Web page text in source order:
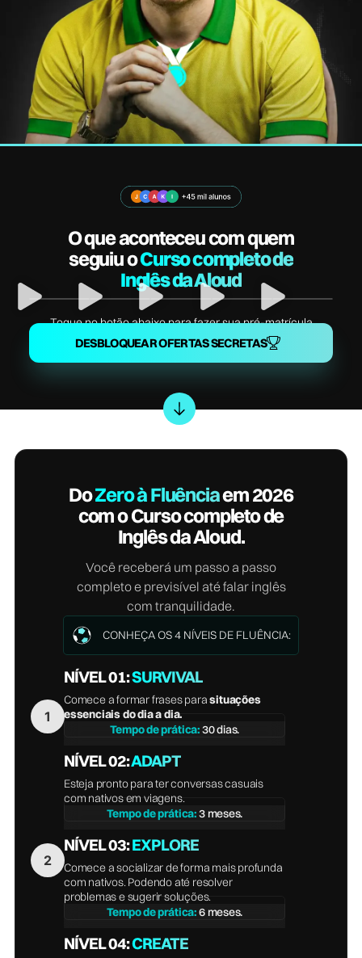
O que aconteceu com quem
seguiu oCurso completo de
Inglês da Aloud
Toque no botão abaixo para fazer sua pré-matrícula
DESBLOQUEAR OFERTAS SECRETAS
DoZero à Fluênciaem 2026
com o Curso completo de
Inglês da Aloud.
Você receberá um passo a passo
completo e previsível até falar inglês
com tranquilidade.
CONHEÇA OS 4 NÍVEIS DE FLUÊNCIA:
NÍVEL 01:SURVIVAL
Comece a formar frases parasituações
essenciais do dia a dia.
Tempo de prática:30 dias.
NÍVEL 02:ADAPT
Esteja pronto para ter conversas casuais
com nativos em viagens.
Tempo de prática:3 meses.
NÍVEL 03:EXPLORE
Comece a socializar de forma mais profunda
com nativos. Podendo até resolver
problemas e sugerir soluções.
Tempo de prática:6 meses.
NÍVEL 04:CREATE